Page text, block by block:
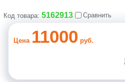
Код товара: 5162913 Сравнить
Цена 11000 руб.